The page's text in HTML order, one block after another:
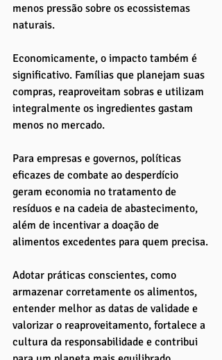
menos pressão sobre os ecossistemas
naturais.
Economicamente, o impacto também é
significativo. Famílias que planejam suas
compras, reaproveitam sobras e utilizam
integralmente os ingredientes gastam
menos no mercado.
Para empresas e governos, políticas
eficazes de combate ao desperdício
geram economia no tratamento de
resíduos e na cadeia de abastecimento,
além de incentivar a doação de
alimentos excedentes para quem precisa.
Adotar práticas conscientes, como
armazenar corretamente os alimentos,
entender melhor as datas de validade e
valorizar o reaproveitamento, fortalece a
cultura da responsabilidade e contribui